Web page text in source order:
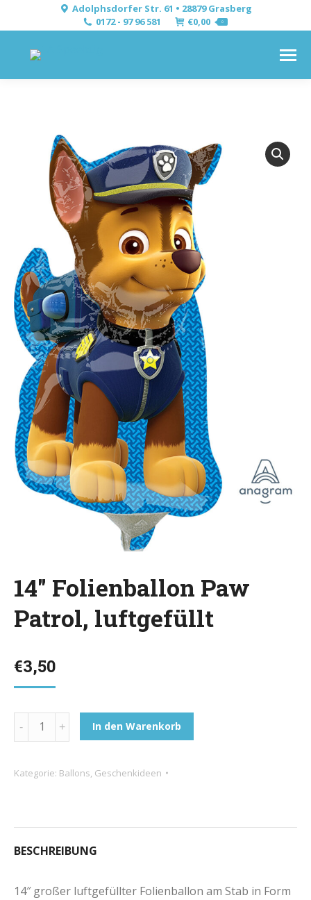
Adolphsdorfer Str. 61 • 28879 Grasberg
0172 - 97 96 581
€0,00 0
14″ Folienballon Paw
Patrol, luftgefüllt
€3,50
Folienballon
Patrol,
In den Warenkorb
Kategorie: Ballons, Geschenkideen
BESCHREIBUNG
14″ großer luftgefüllter Folienballon am Stab in Form